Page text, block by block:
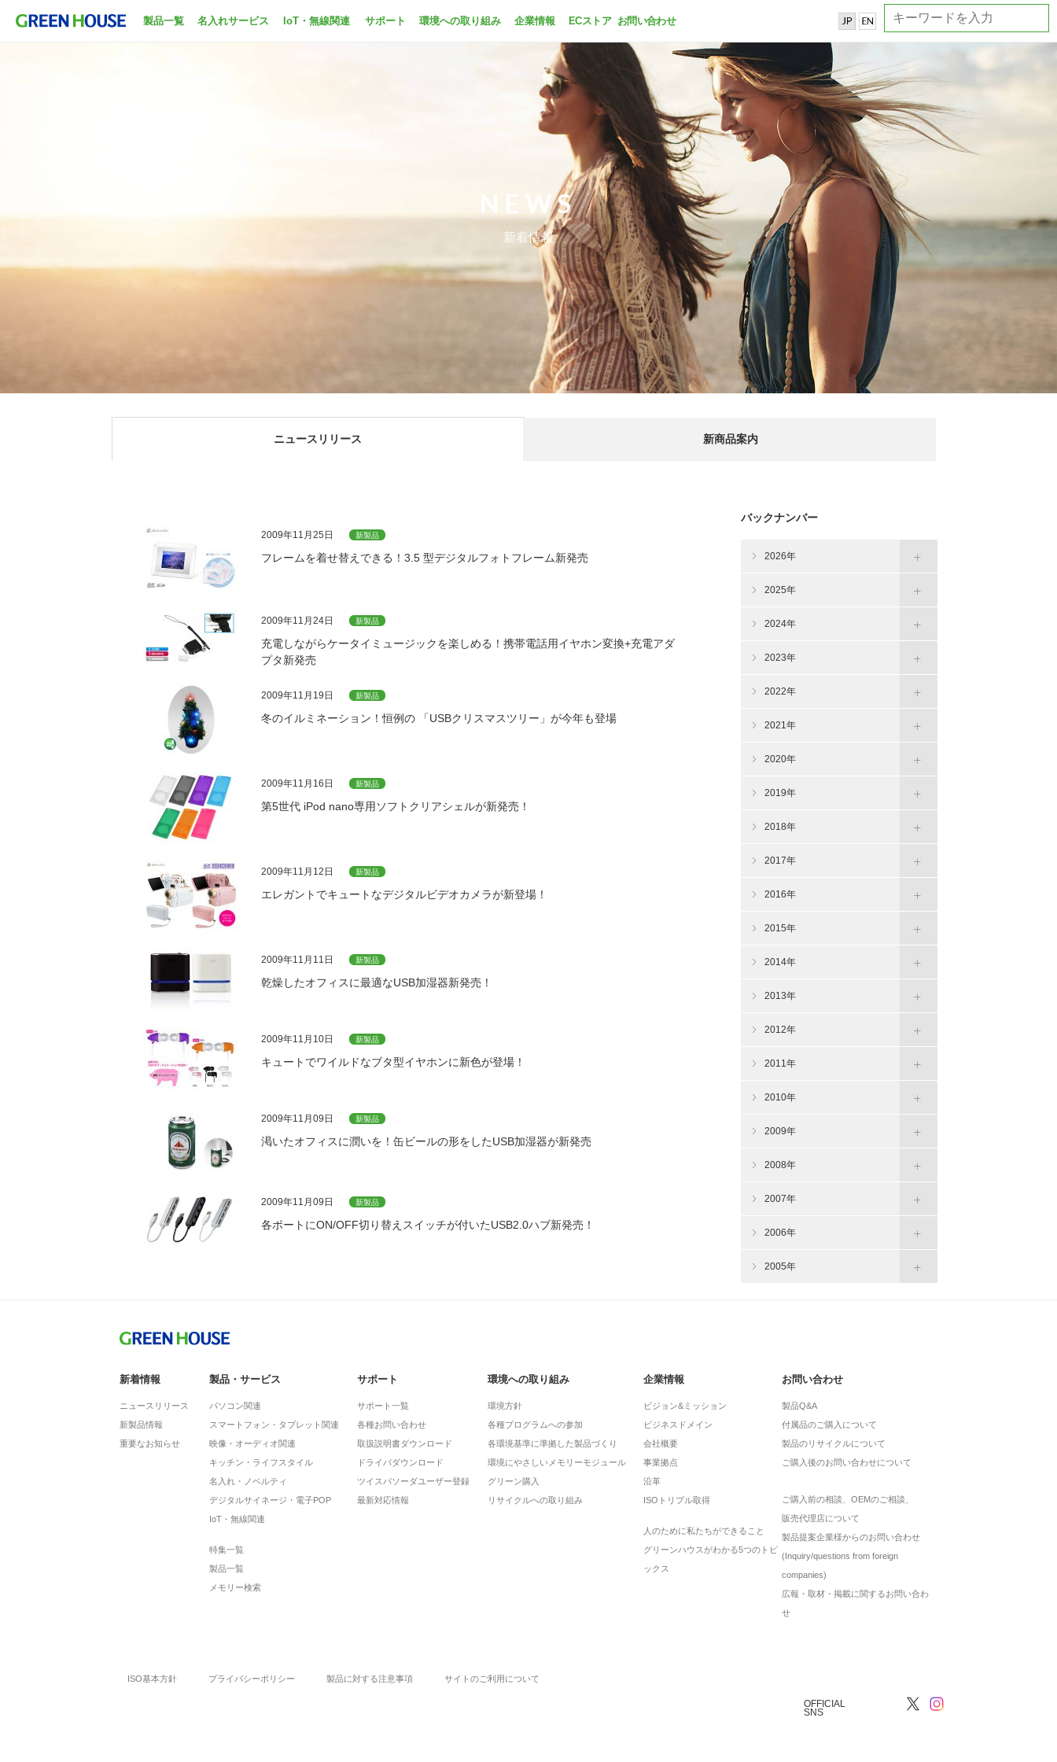
製品一覧 名入れサービス IoT・無線関連 サポート 環境への取り組み 企業情報 ECストア お問い合わせ
NEWS
新着情報
ニュースリリース 新商品案内
2009年11月25日 新製品
フレームを着せ替えできる！3.5 型デジタルフォトフレーム新発売
2009年11月24日 新製品
充電しながらケータイミュージックを楽しめる！携帯電話用イヤホン変換+充電アダ
プタ新発売
2009年11月19日 新製品
冬のイルミネーション！恒例の 「USBクリスマスツリー」が今年も登場
2009年11月16日 新製品
第5世代 iPod nano専用ソフトクリアシェルが新発売！
2009年11月12日 新製品
エレガントでキュートなデジタルビデオカメラが新登場！
2009年11月11日 新製品
乾燥したオフィスに最適なUSB加湿器新発売！
2009年11月10日 新製品
キュートでワイルドなブタ型イヤホンに新色が登場！
2009年11月09日 新製品
渇いたオフィスに潤いを！缶ビールの形をしたUSB加湿器が新発売
2009年11月09日 新製品
各ポートにON/OFF切り替えスイッチが付いたUSB2.0ハブ新発売！
バックナンバー
2026年
2025年
2024年
2023年
2022年
2021年
2020年
2019年
2018年
2017年
2016年
2015年
2014年
2013年
2012年
2011年
2010年
2009年
2008年
2007年
2006年
2005年
新着情報
ニュースリリース
新製品情報
重要なお知らせ
製品・サービス
パソコン関連
スマートフォン・タブレット関連
映像・オーディオ関連
キッチン・ライフスタイル
名入れ・ノベルティ
デジタルサイネージ・電子POP
IoT・無線関連
特集一覧
製品一覧
メモリー検索
サポート
サポート一覧
各種お問い合わせ
取扱説明書ダウンロード
ドライバダウンロード
ツイスパソーダユーザー登録
最新対応情報
環境への取り組み
環境方針
各種プログラムへの参加
各環境基準に準拠した製品づくり
環境にやさしいメモリーモジュール
グリーン購入
リサイクルへの取り組み
企業情報
ビジョン&ミッション
ビジネスドメイン
会社概要
事業拠点
沿革
ISOトリプル取得
人のために私たちができること
グリーンハウスがわかる5つのトピ
ックス
お問い合わせ
製品Q&A
付属品のご購入について
製品のリサイクルについて
ご購入後のお問い合わせについて
ご購入前の相談、OEMのご相談、
販売代理店について
製品提案企業様からのお問い合わせ
(Inquiry/questions from foreign
companies)
広報・取材・掲載に関するお問い合わ
せ
ISO基本方針 プライバシーポリシー 製品に対する注意事項 サイトのご利用について
OFFICIAL
SNS